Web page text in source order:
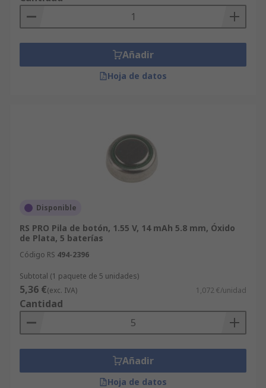
Añadir
Hoja de datos
Disponible
RS PRO Pila de botón, 1.55 V, 14 mAh 5.8 mm, Óxido
de Plata, 5 baterías
Código RS 494-2396
Subtotal (1 paquete de 5 unidades)
5,36 €(exc. IVA) 1,072 €/unidad
Cantidad
Añadir
Hoja de datos